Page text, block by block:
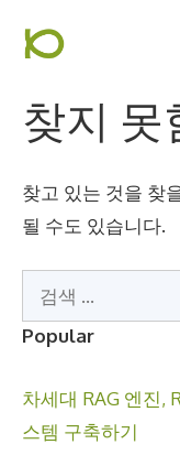
찾지 못
찾고 있는 것을 찾
될 수도 있습니다.
색:
Popular
차세대 RAG 엔진,
스템 구축하기